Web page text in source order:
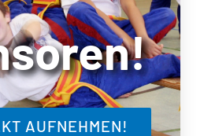
AUFNEHMEN!